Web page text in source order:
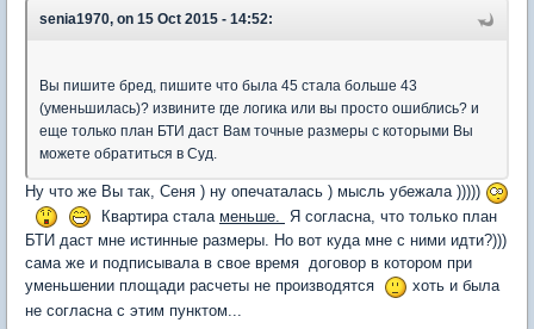
senia1970, on 15 Oct 2015 - 14:52:
Вы пишите бред, пишите что была 45 стала больше 43
(уменьшилась)? извините где логика или вы просто ошиблись? и
еще только план БТИ даст Вам точные размеры с которыми Вы
можете обратиться в Суд.
Ну что же Вы так, Сеня ) ну опечаталась ) мысль убежала )))))
Квартира стала меньше.
Я согласна, что только план
БТИ даст мне истинные размеры. Но вот куда мне с ними идти?)))
сама же и подписывала в свое время договор в котором при
уменьшении площади расчеты не производятся
хоть и была
не согласна с этим пунктом...